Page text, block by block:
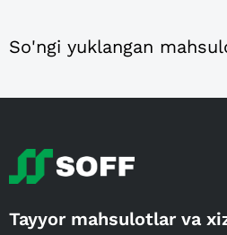
So'ngi yuklangan
Tayyor mahsulotlar va